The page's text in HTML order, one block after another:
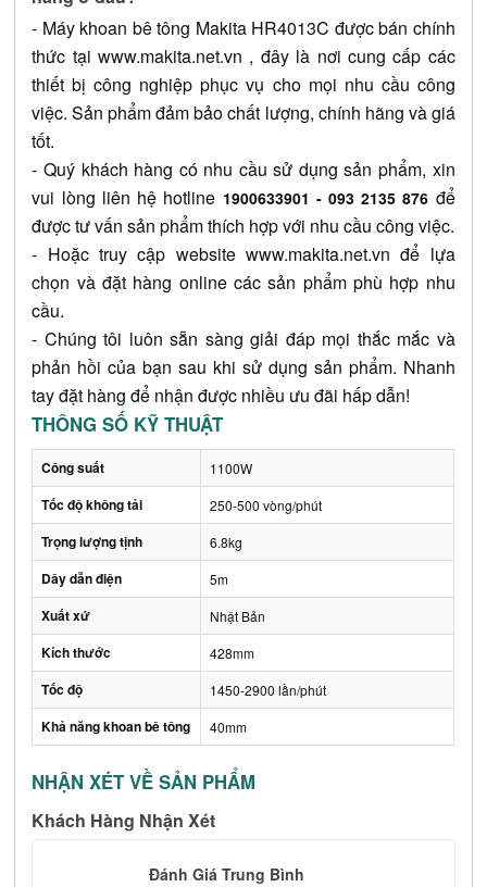
- Máy khoan bê tông Makita HR4013C được bán chính
thức tại www.makita.net.vn , đây là nơi cung cấp các
thiết bị công nghiệp phục vụ cho mọi nhu cầu công
việc. Sản phẩm đảm bảo chất lượng, chính hãng và giá
tốt.
- Quý khách hàng có nhu cầu sử dụng sản phẩm, xin
vui lòng liên hệ hotline 1900633901 - 093 2135 876 để
được tư vấn sản phẩm thích hợp với nhu cầu công việc.
- Hoặc truy cập website www.makita.net.vn để lựa
chọn và đặt hàng online các sản phẩm phù hợp nhu
cầu.
- Chúng tôi luôn sẵn sàng giải đáp mọi thắc mắc và
phản hồi của bạn sau khi sử dụng sản phẩm. Nhanh
tay đặt hàng để nhận được nhiều ưu đãi hấp dẫn!
THÔNG SỐ KỸ THUẬT
Công suất 1100W
Tốc độ không tải 250-500 vòng/phút
Trọng lượng tịnh 6.8kg
Dây dẫn điện 5m
Xuất xứ Nhật Bản
Kích thước 428mm
Tốc độ 1450-2900 lần/phút
Khả năng khoan bê tông 40mm
NHẬN XÉT VỀ SẢN PHẨM
Khách Hàng Nhận Xét
Đánh Giá Trung Bình